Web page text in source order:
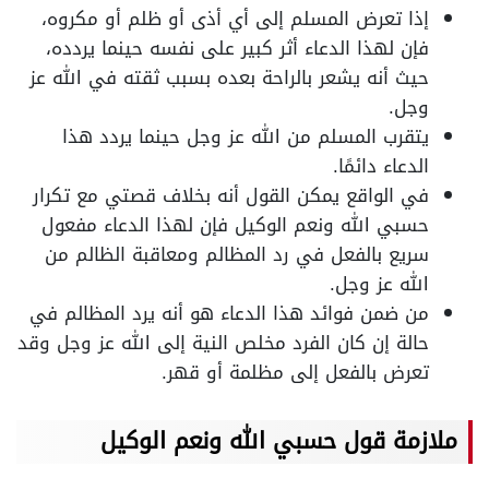
إذا تعرض المسلم إلى أي أذى أو ظلم أو مكروه،
فإن لهذا الدعاء أثر كبير على نفسه حينما يردده،
حيث أنه يشعر بالراحة بعده بسبب ثقته في الله عز
وجل.
يتقرب المسلم من الله عز وجل حينما يردد هذا
الدعاء دائمًا.
في الواقع يمكن القول أنه بخلاف قصتي مع تكرار
حسبي الله ونعم الوكيل فإن لهذا الدعاء مفعول
سريع بالفعل في رد المظالم ومعاقبة الظالم من
الله عز وجل.
من ضمن فوائد هذا الدعاء هو أنه يرد المظالم في
حالة إن كان الفرد مخلص النية إلى الله عز وجل وقد
تعرض بالفعل إلى مظلمة أو قهر.
ملازمة قول حسبي الله ونعم الوكيل